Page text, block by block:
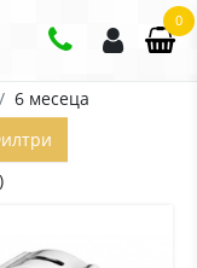
0
6 месеца